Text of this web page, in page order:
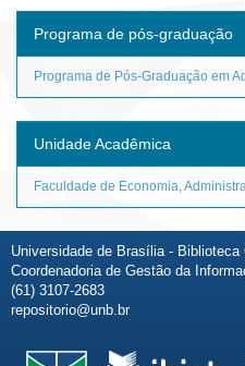
Programa de pós-graduação
Programa de Pós-Graduação em
Unidade Acadêmica
Faculdade de Economia,
Universidade de Brasília - Biblioteca
Coordenadoria de Gestão da
(61) 3107-2683
repositorio@unb.br